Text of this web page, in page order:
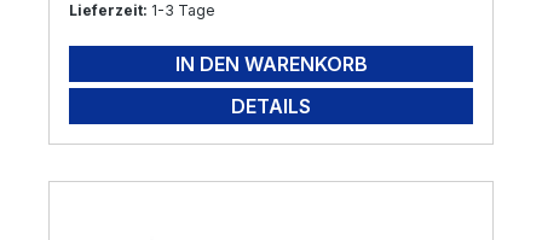
Lieferzeit: 1-3 Tage
IN DEN WARENKORB
DETAILS